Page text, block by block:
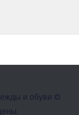
и обуви ©